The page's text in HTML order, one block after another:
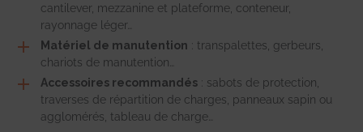
cantilever, mezzanine et plateforme, conteneur,
rayonnage léger…
Matériel de manutention : transpalettes, gerbeurs,
chariots de manutention…
Accessoires recommandés : sabots de protection,
traverses de répartition de charges, panneaux sapin ou
agglomérés, tableau de charge…